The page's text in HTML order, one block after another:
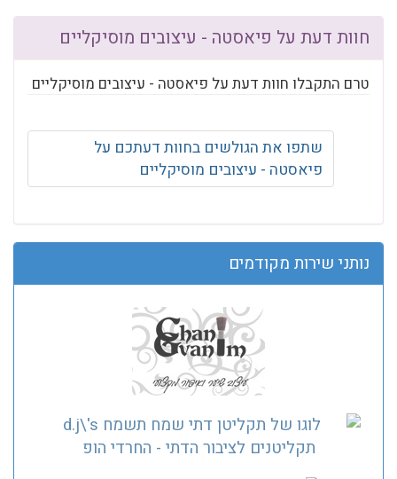
חוות דעת על פיאסטה - עיצובים מוסיקליים
טרם התקבלו חוות דעת על פיאסטה - עיצובים מוסיקליים
שתפו את הגולשים בחוות דעתכם על
פיאסטה - עיצובים מוסיקליים
נותני שירות מקודמים